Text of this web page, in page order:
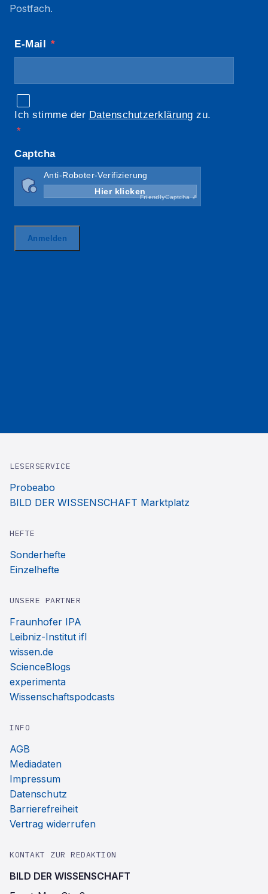
Postfach.
LESERSERVICE
Probeabo
BILD DER WISSENSCHAFT Marktplatz
HEFTE
Sonderhefte
Einzelhefte
UNSERE PARTNER
Fraunhofer IPA
Leibniz-Institut ifl
wissen.de
ScienceBlogs
experimenta
Wissenschaftspodcasts
INFO
AGB
Mediadaten
Impressum
Datenschutz
Barrierefreiheit
Vertrag widerrufen
KONTAKT ZUR REDAKTION
BILD DER WISSENSCHAFT